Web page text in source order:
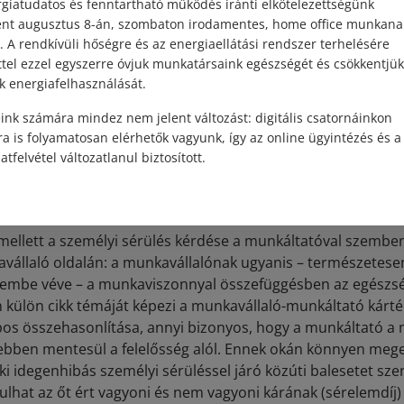
követően megállapítást nyer a munkavállaló
a munkajogi jogszabályok szerint a felelősség
terjedhet, szándékos vagy súlyosan gondatlan
követelhető. Amennyiben a munkáltató rendelkezik
redukálódik a munkavállalóval szemben.
a kárfelelőssége személyi
a személyi sérülés kérdése a munkáltatóval
oldalán: a munkavállalónak ugyanis –
véve – a munkaviszonnyal összefüggésben az
külön cikk témáját képezi a munkavállaló-munkáltató
összehasonlítása, annyi bizonyos, hogy a munkáltató a
mentesül a felelősség alól. Ennek okán könnyen
idegenhibás személyi sérüléssel járó közúti balesetet
az őt ért vagyoni és nem vagyoni kárának
és fenntartható működés iránti elkötelezettségünk
augusztus 8-án, szombaton irodamentes, home office
A rendkívüli hőségre és az energiaellátási rendszer terhelésére
ezzel egyszerre óvjuk munkatársaink egészségét és csökkentjük
energiafelhasználását.
számára mindez nem jelent változást: digitális csatornáinkon
is folyamatosan elérhetők vagyunk, így az online ügyintézés és a
változatlanul biztosított.